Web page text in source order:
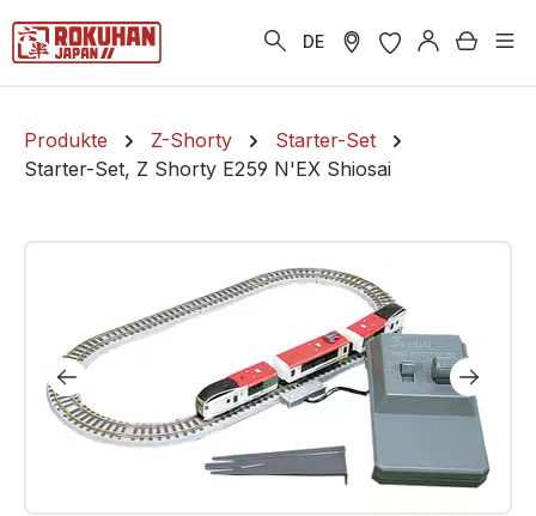
springen DE
Produkte Z-Shorty
Starter-Set
Starter-Set, Z Shorty E259 N'EX Shiosai
Bildergalerie überspringen